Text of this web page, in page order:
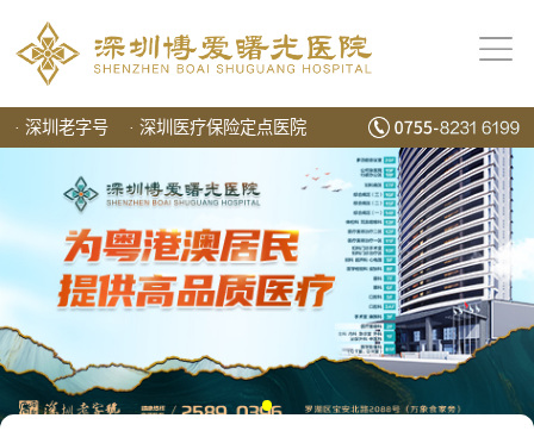
· 深圳老字号 · 深圳医疗保险定点医院